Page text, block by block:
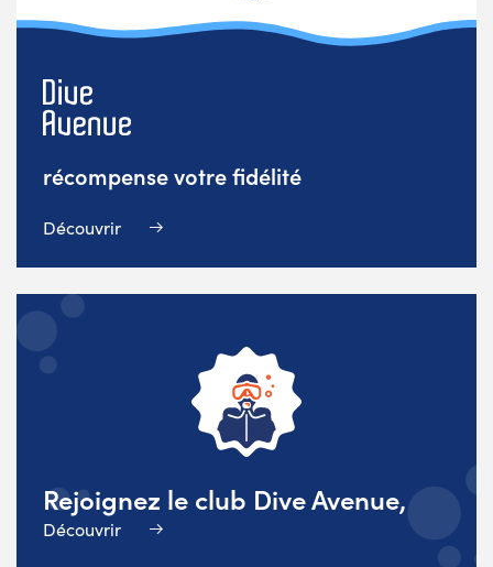
récompense votre fidélité
Découvrir
Rejoignez le club Dive Avenue,
Découvrir